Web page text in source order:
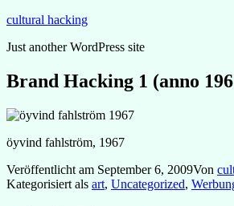
Zum
springen
cultural hacking
Just another WordPress site
Brand Hacking 1 (anno
öyvind fahlström, 1967
Veröffentlicht am September 6, 2009Von
Kategorisiert als art, Uncategorized,